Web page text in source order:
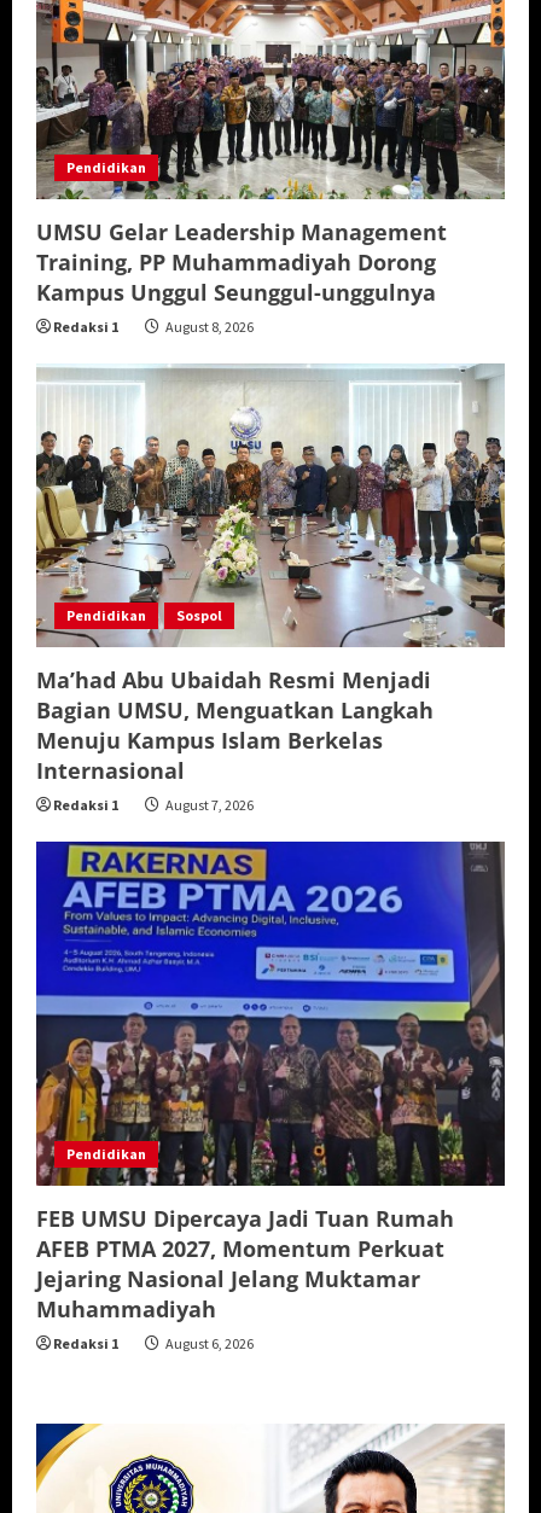
Pendidikan
UMSU Gelar Leadership Management
Training, PP Muhammadiyah Dorong
Kampus Unggul Seunggul-unggulnya
Redaksi 1 August 8, 2026
Pendidikan Sospol
Ma’had Abu Ubaidah Resmi Menjadi
Bagian UMSU, Menguatkan Langkah
Menuju Kampus Islam Berkelas
Internasional
Redaksi 1 August 7, 2026
Pendidikan
FEB UMSU Dipercaya Jadi Tuan Rumah
AFEB PTMA 2027, Momentum Perkuat
Jejaring Nasional Jelang Muktamar
Muhammadiyah
Redaksi 1 August 6, 2026